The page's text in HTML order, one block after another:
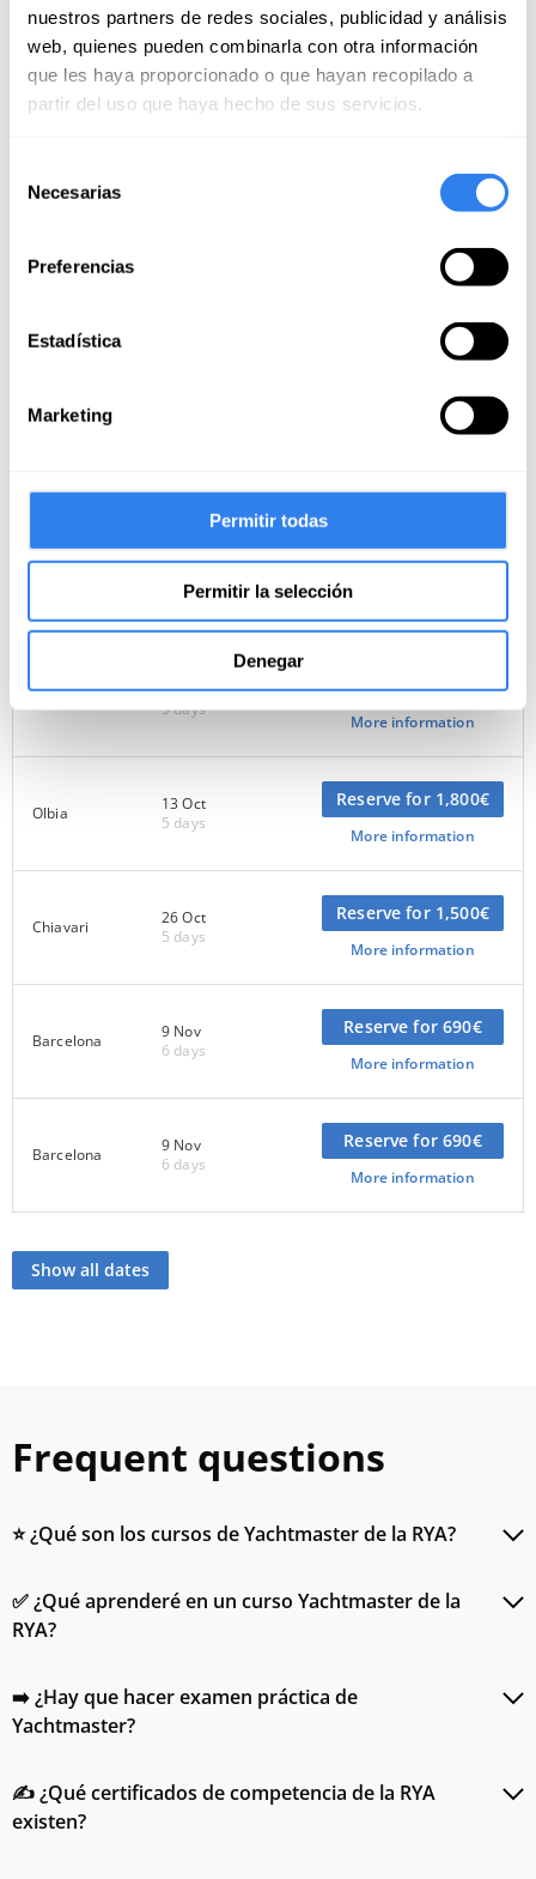
nuestros partners de redes sociales, publicidad y análisis
web, quienes pueden combinarla con otra información
que les haya proporcionado o que hayan recopilado a
partir del uso que haya hecho de sus servicios.
Necesarias
Preferencias
Estadística
Marketing
Permitir todas
Permitir la selección
Denegar
Next plans
All provinces
Place
Reserve for 690€
More information
7 days
Reserve for 1,199€
12 Oct
5 days
Reserve for 1,250€
More information
Olbia
13 Oct
5 days
Reserve for 1,800€
More information
Chiavari
26 Oct
5 days
Reserve for 1,500€
More information
Barcelona
9 Nov
6 days
Reserve for 690€
More information
Barcelona
9 Nov
6 days
Reserve for 690€
More information
Show all dates
Frequent questions
⭐ ¿Qué son los cursos de Yachtmaster de la RYA?
✅ ¿Qué aprenderé en un curso Yachtmaster de la
RYA?
➡️ ¿Hay que hacer examen práctica de
Yachtmaster?
✍ ¿Qué certificados de competencia de la RYA
existen?